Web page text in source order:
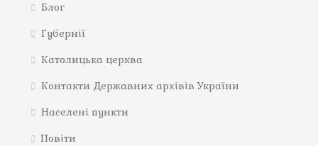
Блог
Губернії
Католицька церква
Контакти Державних архівів України
Населені пункти
Повіти